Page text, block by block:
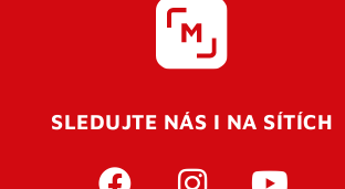
SLEDUJTE NÁS I NA SÍTÍCH